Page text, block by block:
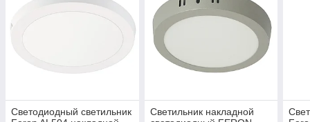
Светодиодный светильник
Светильник накладной